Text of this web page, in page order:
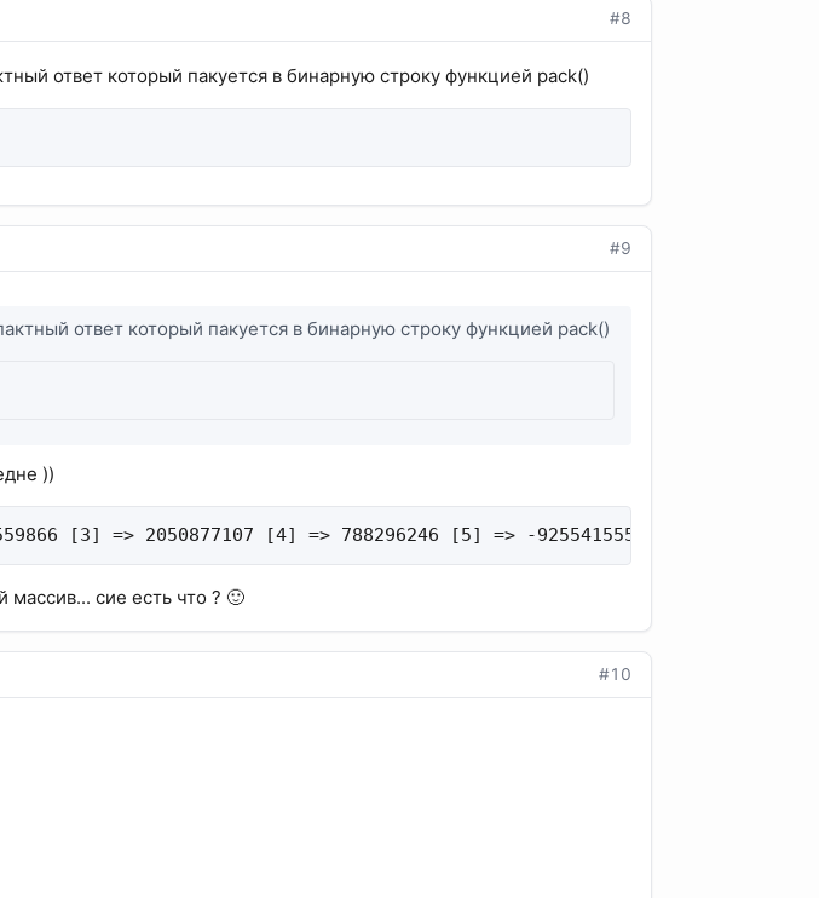
#8
ответ который пакуется в бинарную строку функцией pack()
#9
ответ который пакуется в бинарную строку функцией pack()
))
[3] => 2050877107 [4] => 788296246 [5] => -925541555 [6] =>
сие есть что ? 🙂
#10